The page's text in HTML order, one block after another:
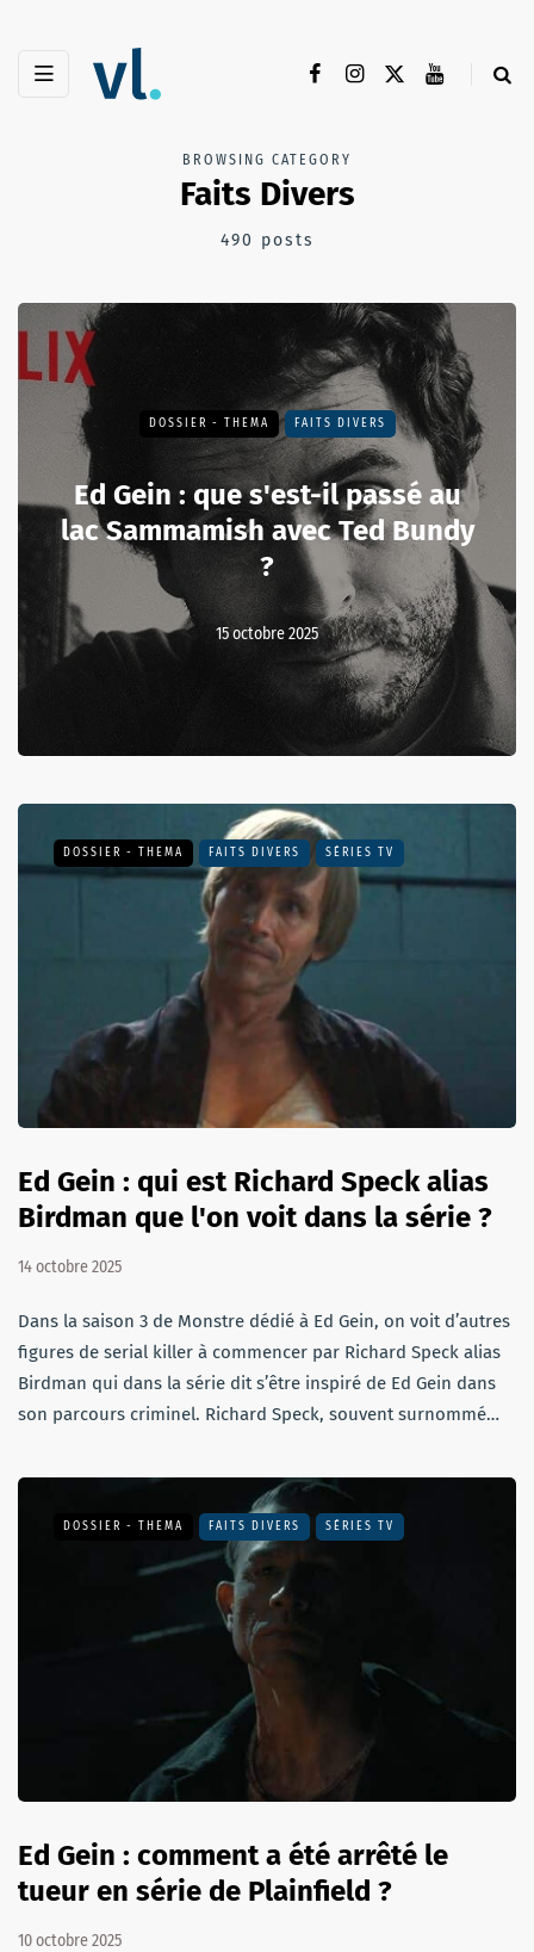
BROWSING CATEGORY
Faits Divers
490 posts
DOSSIER - THEMA FAITS DIVERS
Ed Gein : que s'est-il passé au
lac Sammamish avec Ted Bundy
?
15 octobre 2025
DOSSIER - THEMA FAITS DIVERS SÉRIES TV
Ed Gein : qui est Richard Speck alias
Birdman que l'on voit dans la série ?
14 octobre 2025
Dans la saison 3 de Monstre dédié à Ed Gein, on voit d’autres
figures de serial killer à commencer par Richard Speck alias
Birdman qui dans la série dit s’être inspiré de Ed Gein dans
son parcours criminel. Richard Speck, souvent surnommé…
DOSSIER - THEMA FAITS DIVERS SÉRIES TV
Ed Gein : comment a été arrêté le
tueur en série de Plainfield ?
10 octobre 2025